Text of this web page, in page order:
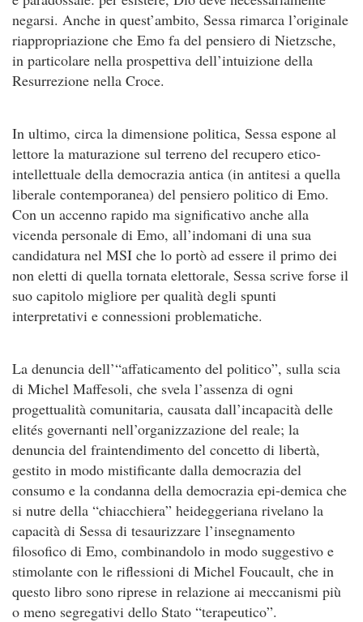
negarsi. Anche in quest’ambito, Sessa rimarca l’originale
riappropriazione che Emo fa del pensiero di Nietzsche,
in particolare nella prospettiva dell’intuizione della
Resurrezione nella Croce.
In ultimo, circa la dimensione politica, Sessa espone al
lettore la maturazione sul terreno del recupero etico-
intellettuale della democrazia antica (in antitesi a quella
liberale contemporanea) del pensiero politico di Emo.
Con un accenno rapido ma significativo anche alla
vicenda personale di Emo, all’indomani di una sua
candidatura nel MSI che lo portò ad essere il primo dei
non eletti di quella tornata elettorale, Sessa scrive forse il
suo capitolo migliore per qualità degli spunti
interpretativi e connessioni problematiche.
La denuncia dell’“affaticamento del politico”, sulla scia
di Michel Maffesoli, che svela l’assenza di ogni
progettualità comunitaria, causata dall’incapacità delle
elités governanti nell’organizzazione del reale; la
denuncia del fraintendimento del concetto di libertà,
gestito in modo mistificante dalla democrazia del
consumo e la condanna della democrazia epi-demica che
si nutre della “chiacchiera” heideggeriana rivelano la
capacità di Sessa di tesaurizzare l’insegnamento
filosofico di Emo, combinandolo in modo suggestivo e
stimolante con le riflessioni di Michel Foucault, che in
questo libro sono riprese in relazione ai meccanismi più
o meno segregativi dello Stato “terapeutico”.